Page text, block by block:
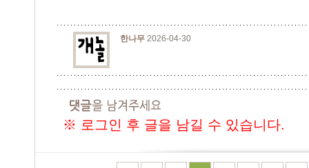
한나무 2026-04-30
※ 로그인 후 글을 남길 수 있습니다.